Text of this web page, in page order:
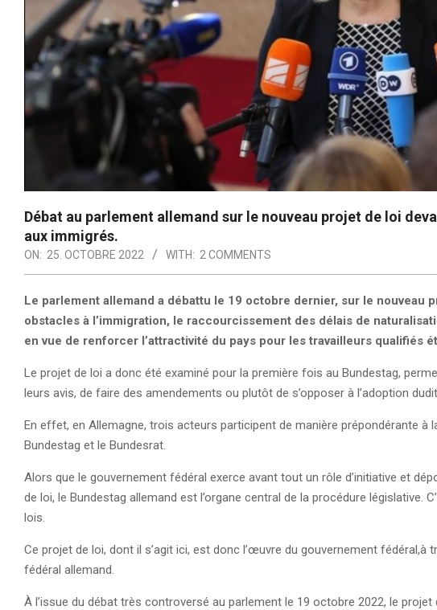
Débat au parlement allemand sur le nouveau projet de loi
aux immigrés.
ON: 25. OCTOBRE 2022 WITH: 2 COMMENTS
Le parlement allemand a débattu le 19 octobre dernier, sur le nouveau
obstacles à l’immigration, le raccourcissement des délais de
en vue de renforcer l’attractivité du pays pour les travailleurs qualifiés
Le projet de loi a donc été examiné pour la première fois au Bundestag,
leurs avis, de faire des amendements ou plutôt de s’opposer à l’adoption
En effet, en Allemagne, trois acteurs participent de manière prépondérante à
Bundestag et le Bundesrat.
Alors que le gouvernement fédéral exerce avant tout un rôle d’initiative et
de loi, le Bundestag allemand est l’organe central de la procédure législative.
lois.
Ce projet de loi, dont il s’agit ici, est donc l’œuvre du gouvernement fédéral,à
fédéral allemand.
À l’issue du débat très controversé au parlement le 19 octobre 2022, le